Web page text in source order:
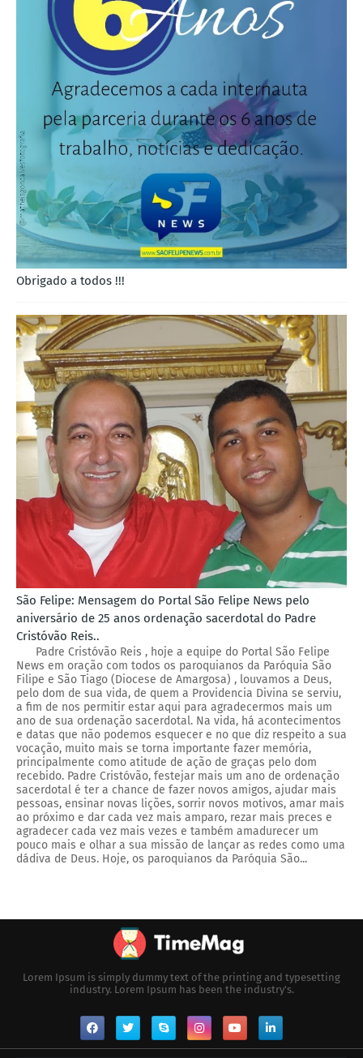
Obrigado a todos !!!
São Felipe: Mensagem do Portal São Felipe News pelo
aniversário de 25 anos ordenação sacerdotal do Padre
Cristóvão Reis..
Padre Cristóvão Reis , hoje a equipe do Portal São Felipe
News em oração com todos os paroquianos da Paróquia São
Filipe e São Tiago (Diocese de Amargosa) , louvamos a Deus,
pelo dom de sua vida, de quem a Providencia Divina se serviu,
a fim de nos permitir estar aqui para agradecermos mais um
ano de sua ordenação sacerdotal. Na vida, há acontecimentos
e datas que não podemos esquecer e no que diz respeito a sua
vocação, muito mais se torna importante fazer memória,
principalmente como atitude de ação de graças pelo dom
recebido. Padre Cristóvão, festejar mais um ano de ordenação
sacerdotal é ter a chance de fazer novos amigos, ajudar mais
pessoas, ensinar novas lições, sorrir novos motivos, amar mais
ao próximo e dar cada vez mais amparo, rezar mais preces e
agradecer cada vez mais vezes e também amadurecer um
pouco mais e olhar a sua missão de lançar as redes como uma
dádiva de Deus. Hoje, os paroquianos da Paróquia São...
Lorem Ipsum is simply dummy text of the printing and typesetting
industry. Lorem Ipsum has been the industry's.